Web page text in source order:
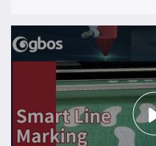
todos los defectos en